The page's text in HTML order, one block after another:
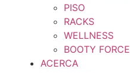
PISO
RACKS
WELLNESS
BOOTY FORCE
ACERCA